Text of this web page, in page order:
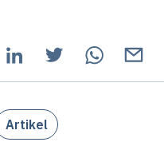
Artikel